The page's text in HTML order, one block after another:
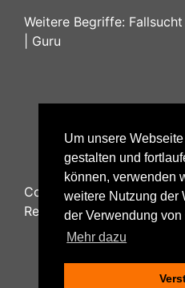
Um unsere
gestalten und
können, verwenden
weitere Nutzung der
der Verwendung
Mehr dazu
Weitere Begriffe: Fallsucht
Guru
Copyright © 2026
Reserved.